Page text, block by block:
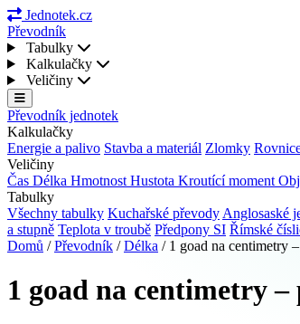
Jednotek.cz
Převodník
Tabulky
Kalkulačky
Veličiny
Převodník jednotek
Kalkulačky
Energie a palivo Stavba a materiál Zlomky
Veličiny
Čas Délka Hmotnost Hustota Kroutící moment
Tabulky
Všechny tabulky Kuchařské převody Anglosaské
a stupně Teplota v troubě Předpony SI Římské
Domů / Převodník / Délka / 1 goad na centimetry
1 goad na centimetry –